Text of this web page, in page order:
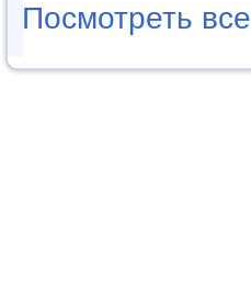
Посмотреть все